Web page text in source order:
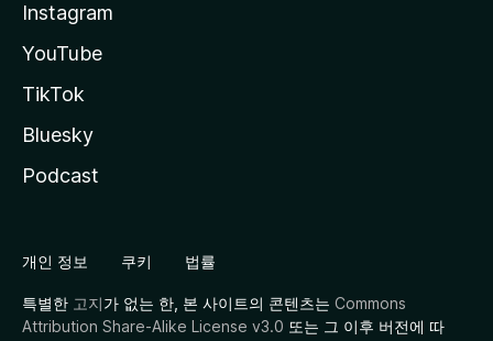
Instagram
YouTube
TikTok
Bluesky
Podcast
개인 정보 쿠키 법률
특별한 고지가 없는 한, 본 사이트의 콘텐츠는 Commons
Attribution Share-Alike License v3.0 또는 그 이후 버전에 따